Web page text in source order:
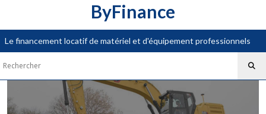
ByFinance
Le financement locatif de matériel et d'équipement professionnels
BTP
hydraulique
(4)